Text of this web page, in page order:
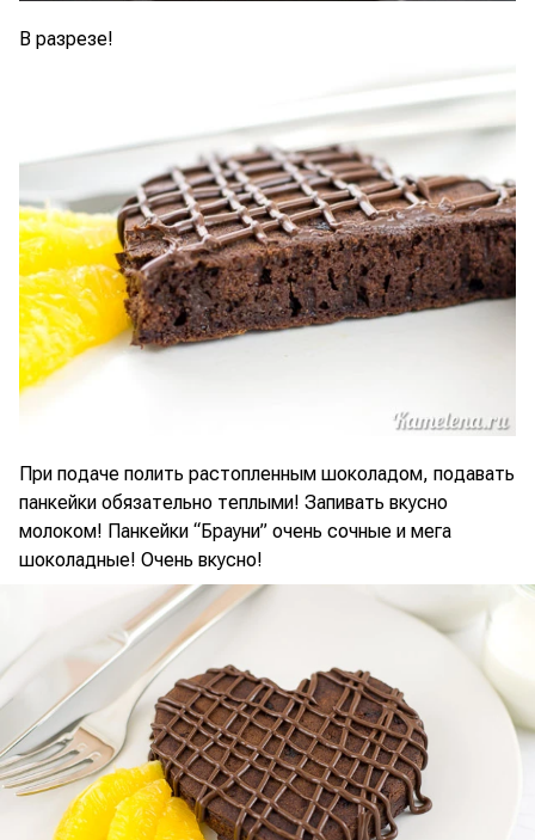
В разрезе!
При подаче полить растопленным шоколадом, подавать
панкейки обязательно теплыми! Запивать вкусно
молоком! Панкейки “Брауни” очень сочные и мега
шоколадные! Очень вкусно!